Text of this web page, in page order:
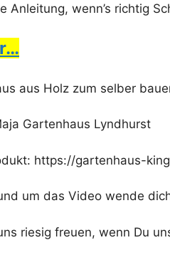
Anleitung, wenn’s richtig
aus Holz zum selber
Gartenhaus Lyndhurst
https://gartenhaus-
um das Video wende
riesig freuen, wenn Du